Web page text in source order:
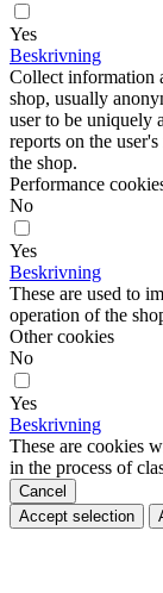
Yes
Beskrivning
Collect information
shop, usually
user to be uniquely
reports on the
the shop.
Performance
No
Yes
Beskrivning
These are used to
operation of the
Other cookies
No
Yes
Beskrivning
These are cookies
in the process of
Cancel
Accept selection